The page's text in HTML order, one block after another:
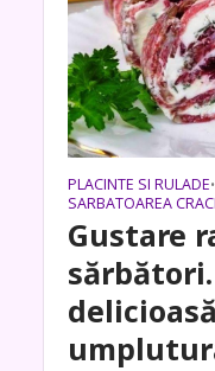
PLACINTE SI RULADE•
SARBATOAREA
Gustare